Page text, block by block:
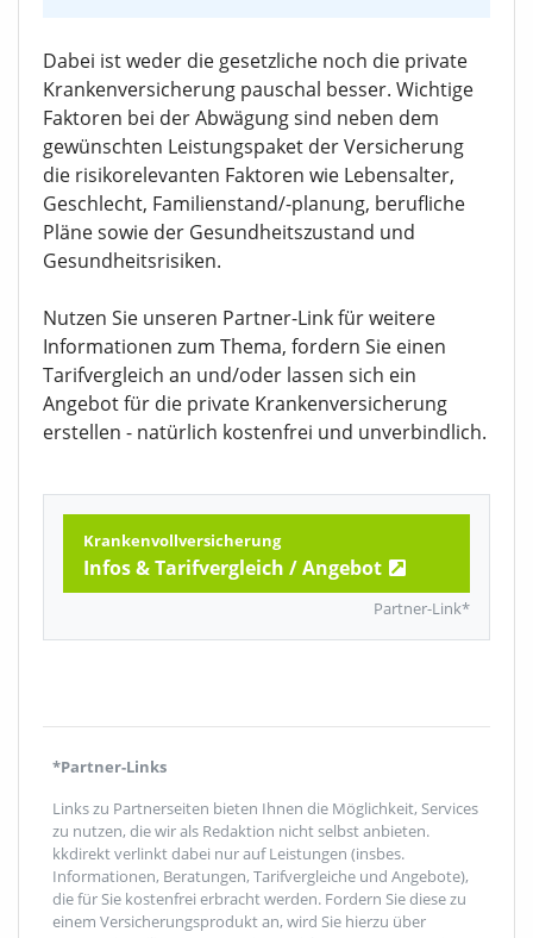
Dabei ist weder die gesetzliche noch die private
Krankenversicherung pauschal besser. Wichtige
Faktoren bei der Abwägung sind neben dem
gewünschten Leistungspaket der Versicherung
die risikorelevanten Faktoren wie Lebensalter,
Geschlecht, Familienstand/-planung, berufliche
Pläne sowie der Gesundheitszustand und
Gesundheitsrisiken.
Nutzen Sie unseren Partner-Link für weitere
Informationen zum Thema, fordern Sie einen
Tarifvergleich an und/oder lassen sich ein
Angebot für die private Krankenversicherung
erstellen - natürlich kostenfrei und unverbindlich.
Krankenvollversicherung
Infos & Tarifvergleich /Angebot
Partner-Link*
*Partner-Links
Links zu Partnerseiten bieten Ihnen die Möglichkeit, Services
zu nutzen, die wir als Redaktion nicht selbst anbieten.
kkdirekt verlinkt dabei nur auf Leistungen (insbes.
Informationen, Beratungen, Tarifvergleiche und Angebote),
die für Sie kostenfrei erbracht werden. Fordern Sie diese zu
einem Versicherungsprodukt an, wird Sie hierzu über